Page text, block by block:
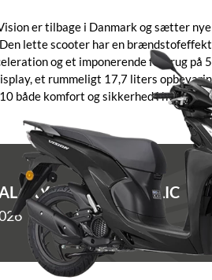
er tilbage i Danmark og sætter
lette scooter har en
og et imponerende forbrug på
et rummeligt 17,7 liters
både komfort og sikkerhed i
BLACK METALLIC